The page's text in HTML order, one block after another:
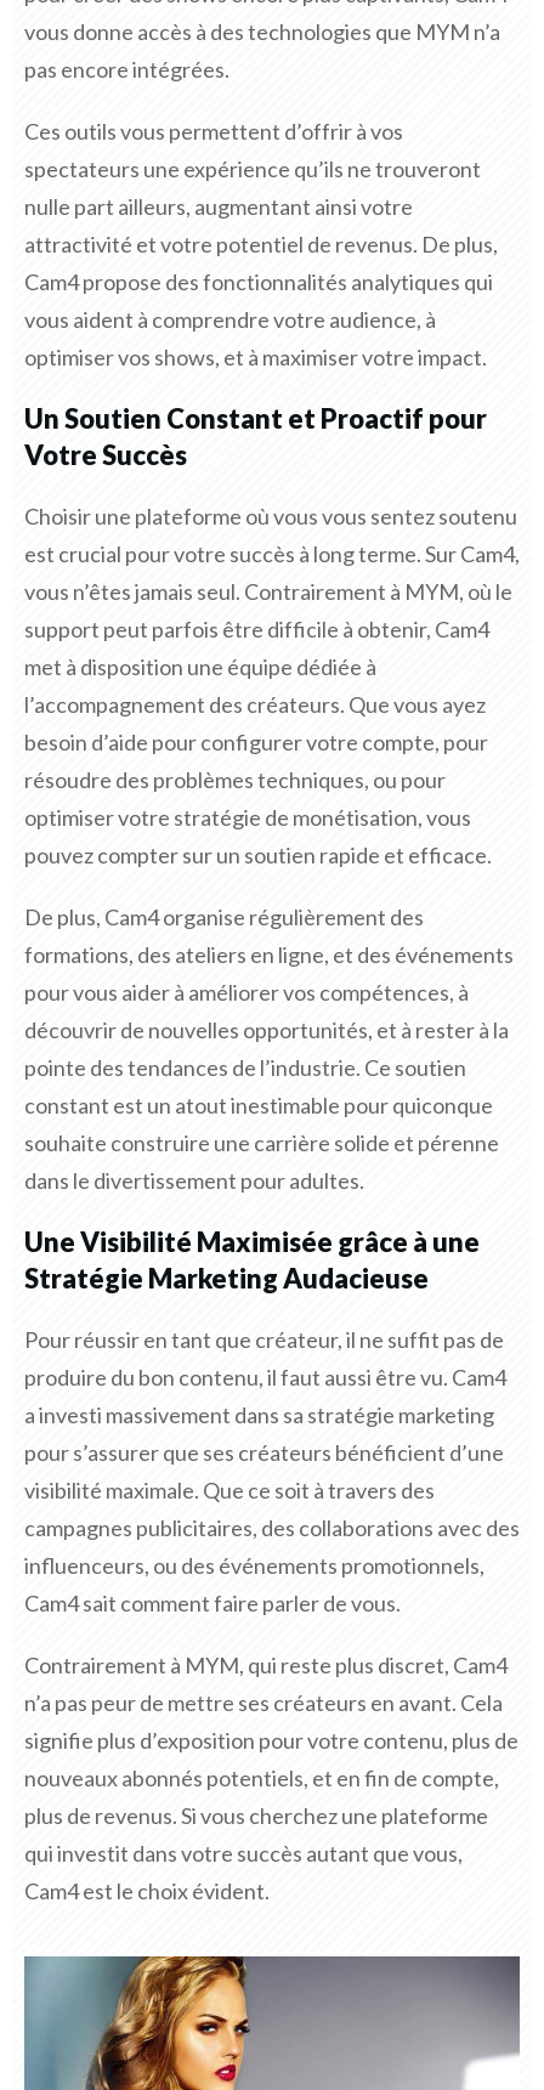
vous donne accès à des technologies que MYM n’a
pas encore intégrées.
Ces outils vous permettent d’offrir à vos
spectateurs une expérience qu’ils ne trouveront
nulle part ailleurs, augmentant ainsi votre
attractivité et votre potentiel de revenus. De plus,
Cam4 propose des fonctionnalités analytiques qui
vous aident à comprendre votre audience, à
optimiser vos shows, et à maximiser votre impact.
Un Soutien Constant et Proactif pour
Votre Succès
Choisir une plateforme où vous vous sentez soutenu
est crucial pour votre succès à long terme. Sur Cam4,
vous n’êtes jamais seul. Contrairement à MYM, où le
support peut parfois être difficile à obtenir, Cam4
met à disposition une équipe dédiée à
l’accompagnement des créateurs. Que vous ayez
besoin d’aide pour configurer votre compte, pour
résoudre des problèmes techniques, ou pour
optimiser votre stratégie de monétisation, vous
pouvez compter sur un soutien rapide et efficace.
De plus, Cam4 organise régulièrement des
formations, des ateliers en ligne, et des événements
pour vous aider à améliorer vos compétences, à
découvrir de nouvelles opportunités, et à rester à la
pointe des tendances de l’industrie. Ce soutien
constant est un atout inestimable pour quiconque
souhaite construire une carrière solide et pérenne
dans le divertissement pour adultes.
Une Visibilité Maximisée grâce à une
Stratégie Marketing Audacieuse
Pour réussir en tant que créateur, il ne suffit pas de
produire du bon contenu, il faut aussi être vu. Cam4
a investi massivement dans sa stratégie marketing
pour s’assurer que ses créateurs bénéficient d’une
visibilité maximale. Que ce soit à travers des
campagnes publicitaires, des collaborations avec des
influenceurs, ou des événements promotionnels,
Cam4 sait comment faire parler de vous.
Contrairement à MYM, qui reste plus discret, Cam4
n’a pas peur de mettre ses créateurs en avant. Cela
signifie plus d’exposition pour votre contenu, plus de
nouveaux abonnés potentiels, et en fin de compte,
plus de revenus. Si vous cherchez une plateforme
qui investit dans votre succès autant que vous,
Cam4 est le choix évident.